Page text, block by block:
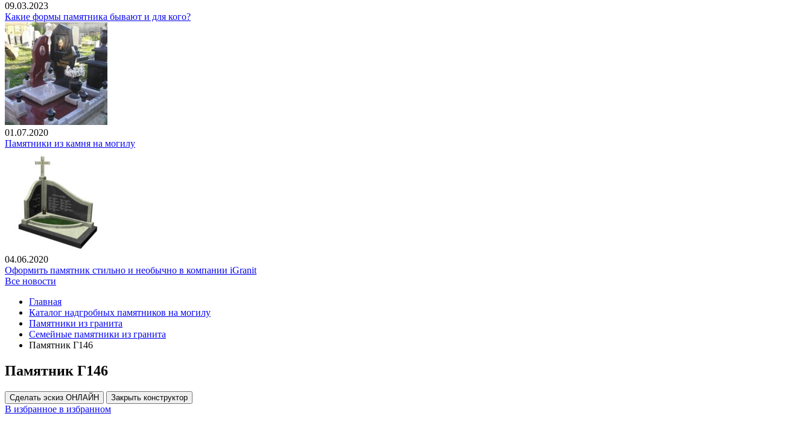
09.03.2023
Какие формы памятника бывают и для кого?
01.07.2020
Памятники из камня на могилу
04.06.2020
Оформить памятник стильно и необычно в компании iGranit
Все новости
Главная
Каталог надгробных памятников на могилу
Памятники из гранита
Семейные памятники из гранита
Памятник Г146
Памятник Г146
Сделать эскиз ОНЛАЙН Закрыть конструктор
В избранное в избранном